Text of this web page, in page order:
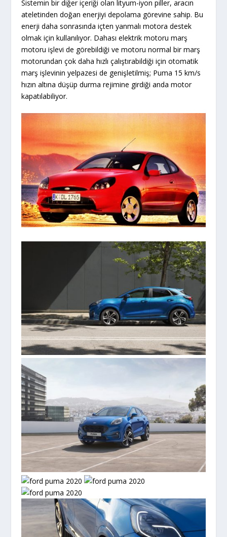
Sistemin bir diğer içeriği olan lityum-iyon piller, aracın
ateletinden doğan enerjiyi depolama görevine sahip. Bu
enerji daha sonrasında içten yanmalı motora destek
olmak için kullanılıyor. Dahası elektrik motoru marş
motoru işlevi de görebildiği ve motoru normal bir marş
motorundan çok daha hızlı çalıştırabildiği için otomatik
marş işlevinin yelpazesi de genişletilmiş; Puma 15 km/s
hızın altına düşüp durma rejimine girdiği anda motor
kapatılabiliyor.